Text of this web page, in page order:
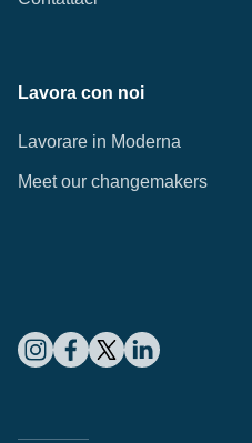
Lavora con noi
Lavorare in Moderna
Meet our changemakers